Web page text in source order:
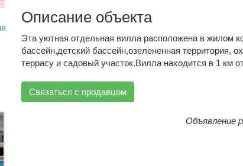
Описание объекта
Эта уютная отдельная вилла расположена в жилом
бассейн,детский бассейн,озелененная территория,
террасу и садовый участок.Вилла находится в 1 км
Связаться с продавцом
Объявление